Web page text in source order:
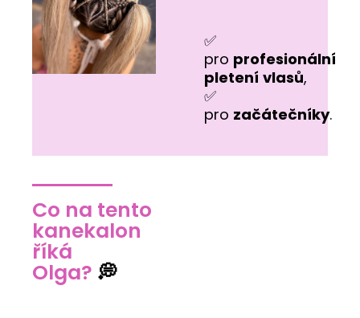
✅
pro profesionální
pletení vlasů,
✅
pro začátečníky.
Co na tento
kanekalon
říká
Olga? 💭